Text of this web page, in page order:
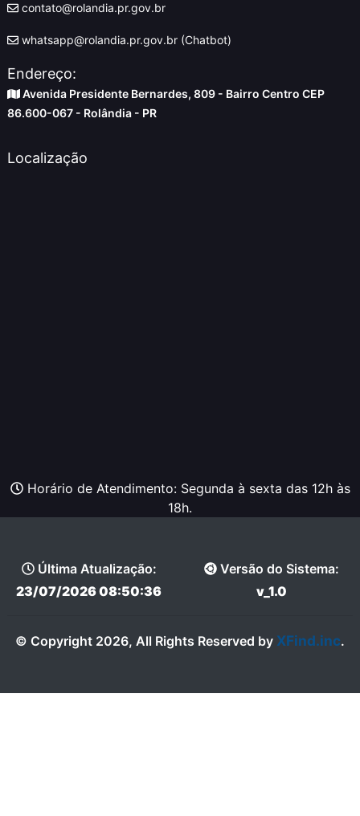
contato@rolandia.pr.gov.br
whatsapp@rolandia.pr.gov.br (Chatbot)
Endereço:
Avenida Presidente Bernardes, 809 - Bairro Centro CEP
86.600-067 - Rolândia - PR
Localização
Horário de Atendimento: Segunda à sexta das 12h às
18h.
Última Atualização:
23/07/2026 08:50:36
Versão do Sistema:
v_1.0
© Copyright 2026, All Rights Reserved by XFind.inc.